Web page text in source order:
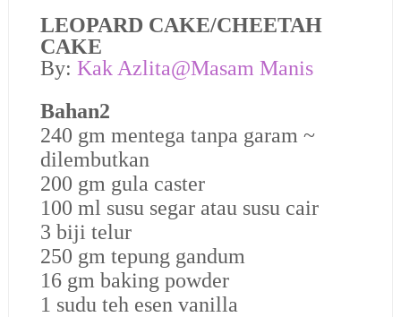
LEOPARD CAKE/CHEETAH
CAKE
By: Kak Azlita@Masam Manis
Bahan2
240 gm mentega tanpa garam ~
dilembutkan
200 gm gula caster
100 ml susu segar atau susu cair
3 biji telur
250 gm tepung gandum
16 gm baking powder
1 sudu teh esen vanilla